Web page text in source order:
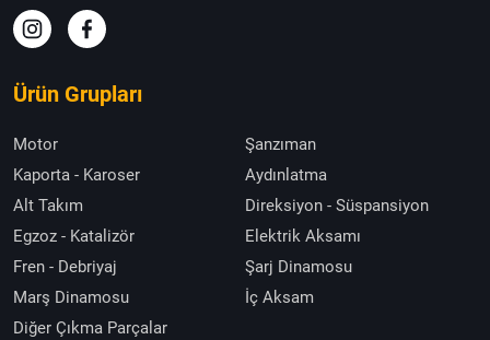
Ürün Grupları
Motor
Şanzıman
Kaporta - Karoser
Aydınlatma
Alt Takım
Direksiyon - Süspansiyon
Egzoz - Katalizör
Elektrik Aksamı
Fren - Debriyaj
Şarj Dinamosu
Marş Dinamosu
İç Aksam
Diğer Çıkma Parçalar